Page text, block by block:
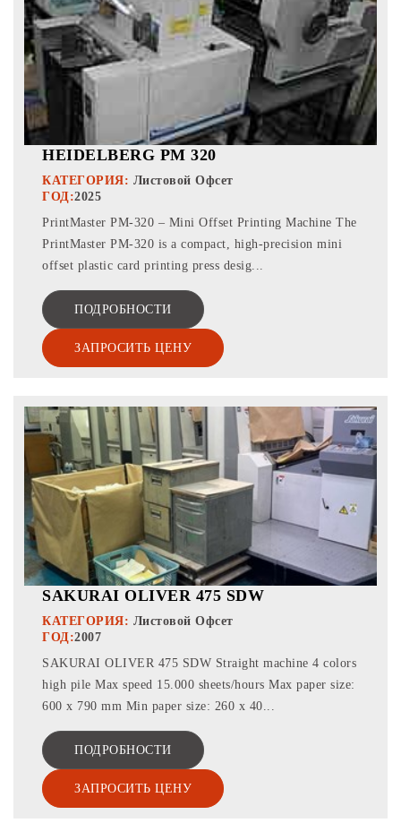
HEIDELBERG PM 320
КАТЕГОРИЯ: Листовой Офсет
ГОД:2025
PrintMaster PM-320 – Mini Offset Printing Machine The
PrintMaster PM-320 is a compact, high-precision mini
offset plastic card printing press desig...
ПОДРОБНОСТИ
ЗАПРОСИТЬ ЦЕНУ
SAKURAI OLIVER 475 SDW
КАТЕГОРИЯ: Листовой Офсет
ГОД:2007
SAKURAI OLIVER 475 SDW Straight machine 4 colors
high pile Max speed 15.000 sheets/hours Max paper size:
600 x 790 mm Min paper size: 260 x 40...
ПОДРОБНОСТИ
ЗАПРОСИТЬ ЦЕНУ